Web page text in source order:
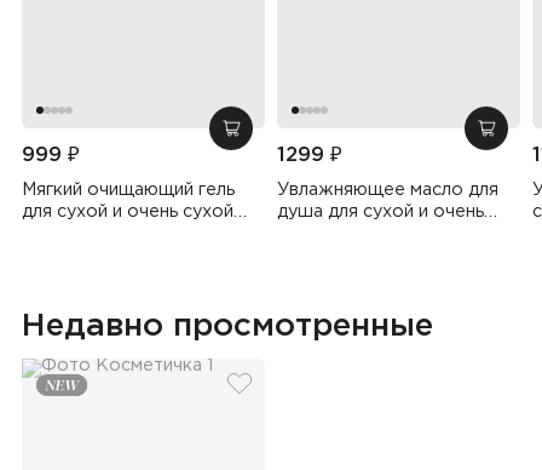
добавить в корзину
999 ₽
Мягкий очищающий гель
для сухой и очень сухой
1299 ₽
Увлажняющее масло для
душа для сухой и очень
Недавно просмотренные
добавить в избранное